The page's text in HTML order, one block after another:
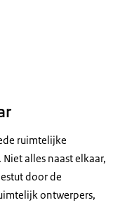
ruimtelijke
alles naast elkaar,
door de
ontwerpers,